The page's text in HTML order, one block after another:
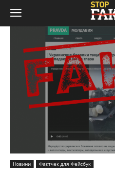
Новини Фактчек для Фейсбук